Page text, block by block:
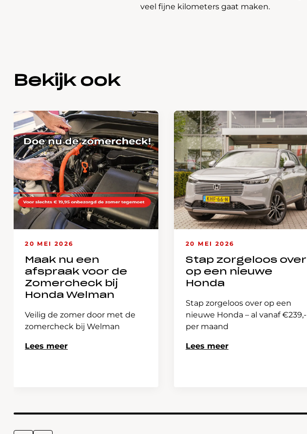
veel fijne kilometers gaat maken.
Bekijk ook
20 MEI 2026
Maak nu een
afspraak voor de
Zomercheck bij
Honda Welman
Veilig de zomer door met de
zomercheck bij Welman
Lees meer
20 MEI 2026
Stap zorgeloos over
op een nieuwe
Honda
Stap zorgeloos over op een
nieuwe Honda – al vanaf €239,-
per maand
Lees meer